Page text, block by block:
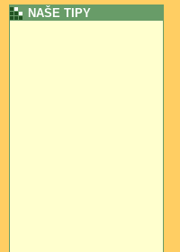
NAŠE TIPY